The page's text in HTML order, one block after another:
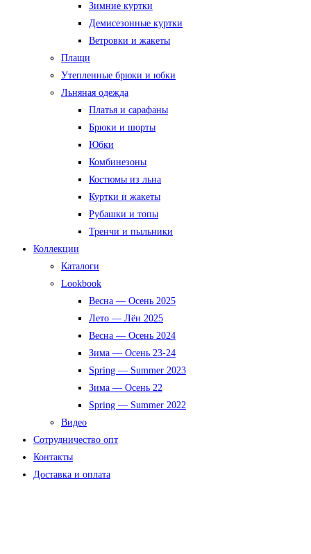
Зимние куртки
Демисезонные куртки
Ветровки и жакеты
Плащи
Утепленные брюки и юбки
Льняная одежда
Платья и сарафаны
Брюки и шорты
Юбки
Комбинезоны
Костюмы из льна
Куртки и жакеты
Рубашки и топы
Тренчи и пыльники
Коллекции
Каталоги
Lookbook
Весна — Осень 2025
Лето — Лён 2025
Весна — Осень 2024
Зима — Осень 23-24
Spring — Summer 2023
Зима — Осень 22
Spring — Summer 2022
Видео
Сотрудничество опт
Контакты
Доставка и оплата